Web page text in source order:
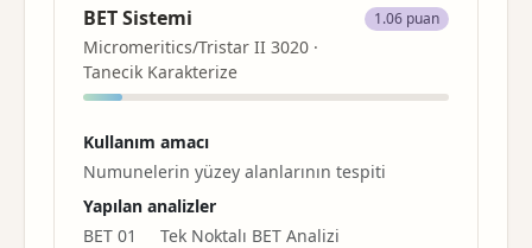
BET Sistemi
Micromeritics/Tristar II 3020 ·
Tanecik Karakterize
1.06 puan
Kullanım amacı
Numunelerin yüzey alanlarının tespiti
Yapılan analizler
BET 01 Tek Noktalı BET Analizi